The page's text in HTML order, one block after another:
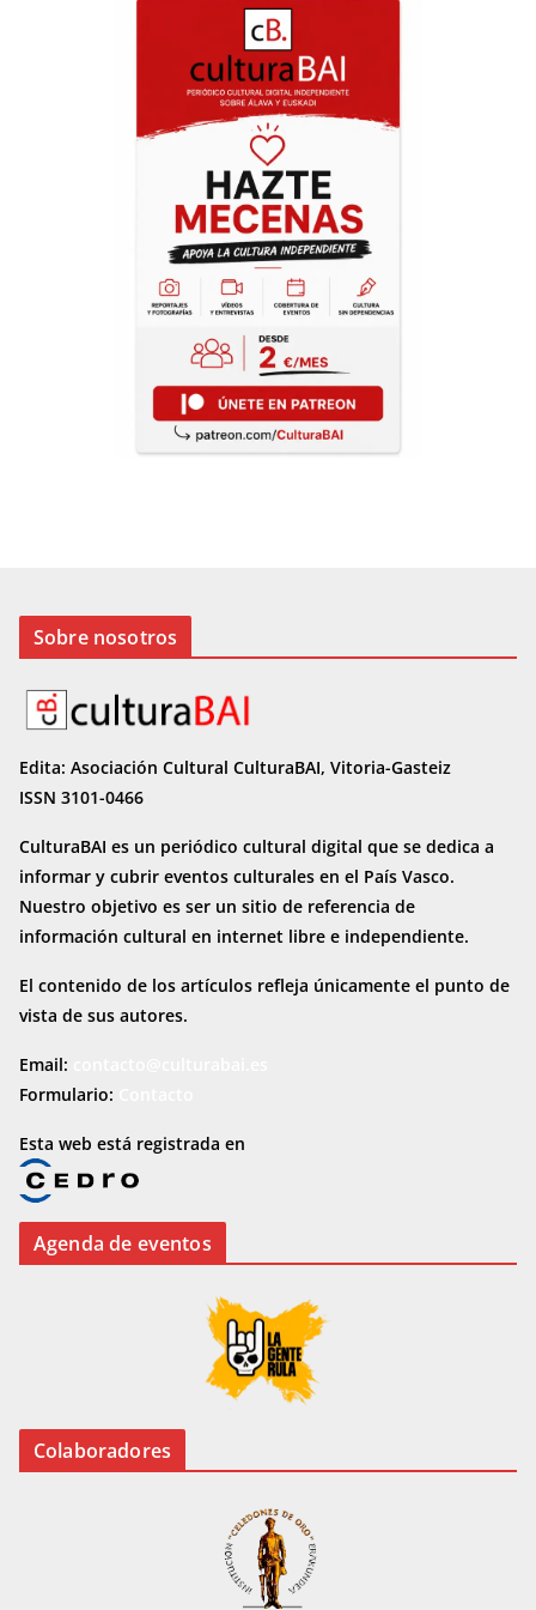
Sobre nosotros
Edita: Asociación Cultural CulturaBAI, Vitoria-Gasteiz
ISSN 3101-0466
CulturaBAI es un periódico cultural digital que se dedica a
informar y cubrir eventos culturales en el País Vasco.
Nuestro objetivo es ser un sitio de referencia de
información cultural en internet libre e independiente.
El contenido de los artículos refleja únicamente el punto de
vista de sus autores.
Email:
Formulario:
Esta web está registrada en
Agenda de eventos
Colaboradores